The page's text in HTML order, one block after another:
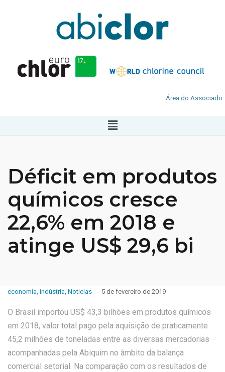
Área do Associado
Déficit em produtos
químicos cresce
22,6% em 2018 e
atinge US$ 29,6 bi
economia, indústria, Noticias 5 de fevereiro de 2019
O Brasil importou US$ 43,3 bilhões em produtos químicos
em 2018, valor total pago pela aquisição de praticamente
45,2 milhões de toneladas entre as diversas mercadorias
acompanhadas pela Abiquim no âmbito da balança
comercial setorial. Na comparação com os resultados de